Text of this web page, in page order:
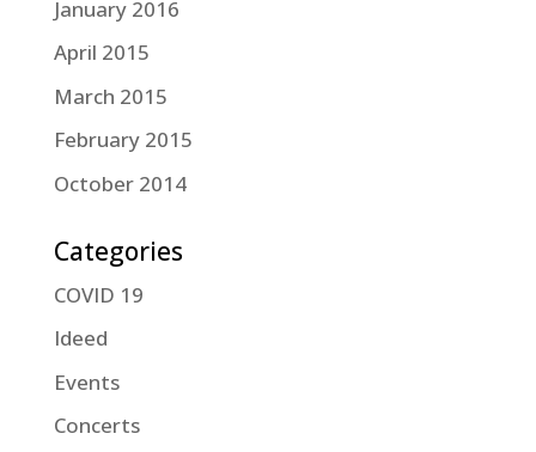
January 2016
April 2015
March 2015
February 2015
October 2014
Categories
COVID 19
Ideed
Events
Concerts